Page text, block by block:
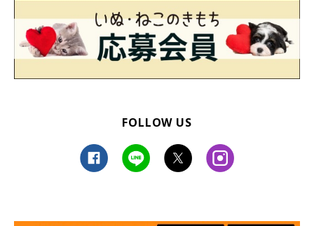
FOLLOW US